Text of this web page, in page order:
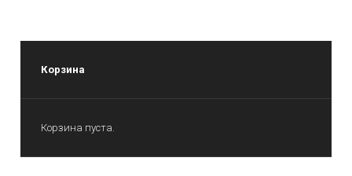
Корзина
Корзина пуста.